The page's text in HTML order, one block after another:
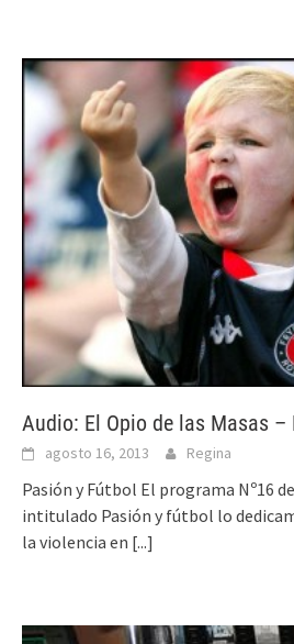
Audio: El Opio de las Masas –
agosto 16, 2013 Regina
Pasión y Fútbol El programa Nº16
intitulado Pasión y fútbol lo
la violencia en [...]